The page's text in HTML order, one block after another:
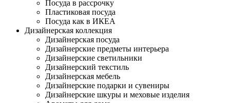
Посуда в рассрочку
Пластиковая посуда
Посуда как в ИКЕА
Дизайнерская коллекция
Дизайнерская посуда
Дизайнерские предметы интерьера
Дизайнерские светильники
Дизайнерский текстиль
Дизайнерская мебель
Дизайнерские подарки и сувениры
Дизайнерские шкуры и меховые изделия